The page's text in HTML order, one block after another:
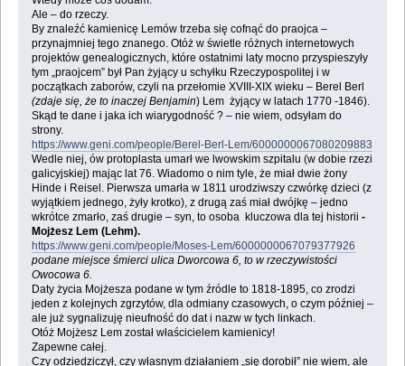
Ale – do rzeczy.
By znaleźć kamienicę Lemów trzeba się cofnąć do praojca –
przynajmniej tego znanego. Otóż w świetle różnych internetowych
projektów genealogicznych, które ostatnimi laty mocno przyspieszyły
tym „praojcem” był Pan żyjący u schyłku Rzeczypospolitej i w
początkach zaborów, czyli na przełomie XVIII-XIX wieku – Berel Berl
(zdaje się, że to inaczej Benjamin) Lem żyjący w latach 1770 -1846).
Skąd te dane i jaka ich wiarygodność ? – nie wiem, odsyłam do
strony.
https://www.geni.com/people/Berel-Berl-Lem/6000000067080209883
Wedle niej, ów protoplasta umarł we lwowskim szpitalu (w dobie rzezi
galicyjskiej) mając lat 76. Wiadomo o nim tyle, że miał dwie żony
Hinde i Reisel. Pierwsza umarła w 1811 urodziwszy czwórkę dzieci (z
wyjątkiem jednego, żyły krotko), z drugą zaś miał dwójkę – jedno
wkrótce zmarło, zaś drugie – syn, to osoba kluczowa dla tej historii -
Mojżesz Lem (Lehm).
https://www.geni.com/people/Moses-Lem/6000000067079377926
podane miejsce śmierci ulica Dworcowa 6, to w rzeczywistości
Owocowa 6.
Daty życia Mojżesza podane w tym źródle to 1818-1895, co zrodzi
jeden z kolejnych zgrzytów, dla odmiany czasowych, o czym później –
ale już sygnalizuję nieufność do dat i nazw w tych linkach.
Otóż Mojżesz Lem został właścicielem kamienicy!
Zapewne całej.
Czy odziedziczył, czy własnym działaniem „się dorobił” nie wiem, ale